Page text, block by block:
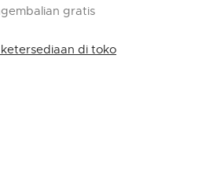
gratis
di toko